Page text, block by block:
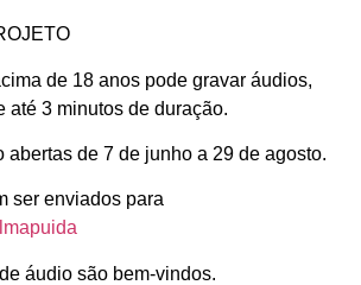
de 18 anos pode gravar áudios,
até 3 minutos de duração.
abertas de 7 de junho a 29 de agosto.
ser enviados para
áudio são bem-vindos.